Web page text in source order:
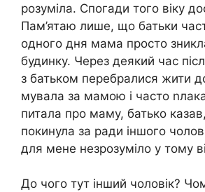
розуміла. Спогади того віку
Пам’ятаю лише, що батьки
одного дня мама просто
будинку. Через деякий час
з батьком перебралися жити
мувала за мамою і часто
питала про маму, батько
покинула за ради іншого
для мене незрозуміло у тому
До чого тут інший чоловік?